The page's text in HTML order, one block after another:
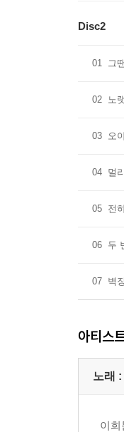
Disc2
01 그
02 노
03 오
04 멀
05 전
06 두
07 벽
아티스
노래 :
이